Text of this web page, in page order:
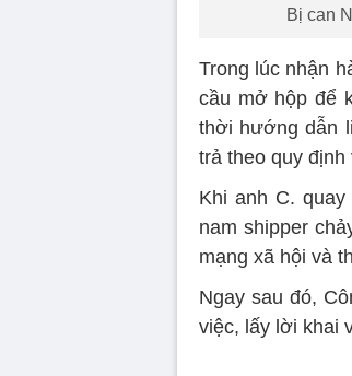
Bị can
Trong lúc nhận
cầu mở hộp để
thời hướng dẫn
trả theo quy
Khi anh C.
nam shipper
mạng xã hội và
Ngay sau đó,
việc, lấy lời khai